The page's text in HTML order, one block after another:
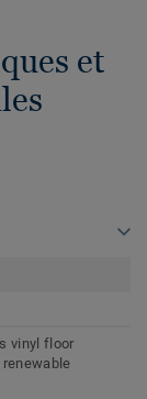
et
vinyl floor